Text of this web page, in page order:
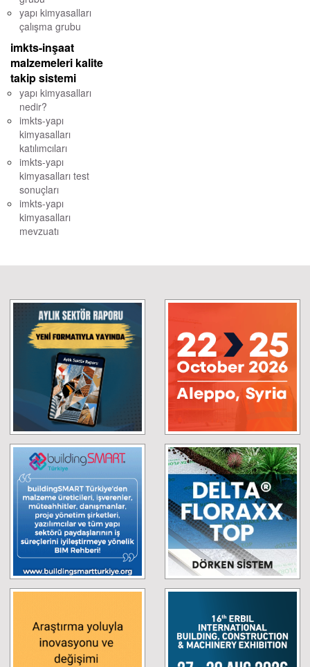
yapı kimyasalları
çalışma grubu
imkts-inşaat
malzemeleri kalite
takip sistemi
yapı kimyasalları
nedir?
imkts-yapı
kimyasalları
katılımcıları
imkts-yapı
kimyasalları test
sonuçları
imkts-yapı
kimyasalları
mevzuatı